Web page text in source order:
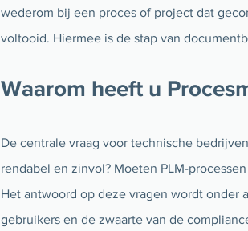
wederom bij een proces of project dat
voltooid. Hiermee is de stap van
Waarom heeft u
De centrale vraag voor technische
rendabel en zinvol? Moeten PLM-
Het antwoord op deze vragen wordt onder
gebruikers en de zwaarte van de